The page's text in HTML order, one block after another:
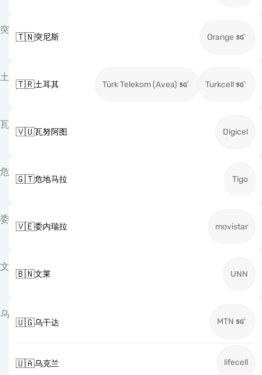
突
🇹🇳突尼斯 Orange
土
🇹🇷土耳其 Türk Telekom (Avea) Turkcell
瓦
🇻🇺瓦努阿图 Digicel
危
🇬🇹危地马拉 Tigo
委
🇻🇪委内瑞拉 movistar
文
🇧🇳文莱 UNN
乌
🇺🇬乌干达 MTN
🇺🇦乌克兰 lifecell